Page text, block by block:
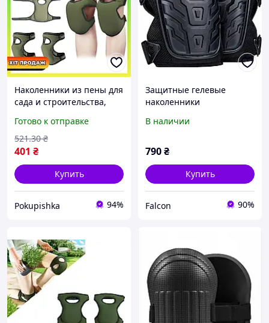
Наколенники из пены для
сада и строительства,
противоскользящие,
универсальные
Готово к отправке
401 ₴
521.30 ₴
Купить
Pokupishka 94%
Защитные гелевые
наколенники
амортизацией EVA,
коленей
В наличии
790₴
Купить
Falcon 90%